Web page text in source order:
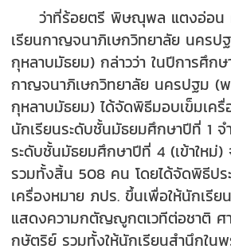
ว่าที่ร้อยตรี พิษณุพล แตงอ่อน ผู้
เรียนกาญจนาภิเษกวิทยาลัย นครป
กุหลาบมัธยม) กล่าวว่า ในปีการศึกษ
กาญจนาภิเษกวิทยาลัย นครปฐม (
กุหลาบมัธยม) ได้จัดพิธีมอบเข็มเค
นักเรียนระดับชั้นมัธยมศึกษาปีที่ 1
ระดับชั้นมัธยมศึกษาปีที่ 4 (เข้าใหม่
รวมทั้งสิ้น 508 คน โดยได้จัดพิธีปร
เครื่องหมาย ภปร. ขึ้นเพื่อให้นักเรีย
แสดงความกตัญญูกตเวทีต่อชาติ ศ
กษัตริย์ รวมทั้งให้นักเรียนสำนึกใน